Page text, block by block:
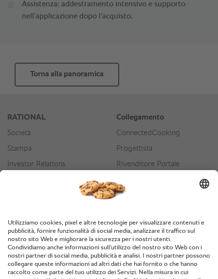
Assistenza: addestramento intensivo e supporto
nell’applicazione dopo l’acquisto.
Torna alla panoramica